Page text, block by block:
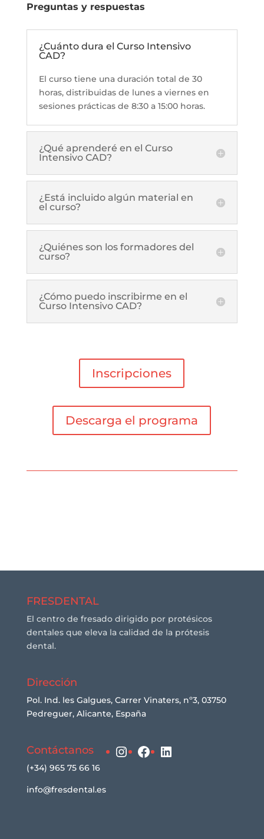
Preguntas y respuestas
¿Cuánto dura el Curso Intensivo
CAD?
El curso tiene una duración total de 30
horas, distribuidas de lunes a viernes en
sesiones prácticas de 8:30 a 15:00 horas.
¿Qué aprenderé en el Curso
Intensivo CAD?
¿Está incluido algún material en
el curso?
¿Quiénes son los formadores del
curso?
¿Cómo puedo inscribirme en el
Curso Intensivo CAD?
Inscripciones
Descarga el programa
FRESDENTAL
El centro de fresado dirigido por protésicos
dentales que eleva la calidad de la prótesis
dental.
Dirección
Pol. Ind. les Galgues, Carrer Vinaters, nº3, 03750
Pedreguer, Alicante, España
Contáctanos
(+34) 965 75 66 16
info@fresdental.es
Instagram
Facebook
LinkedIn